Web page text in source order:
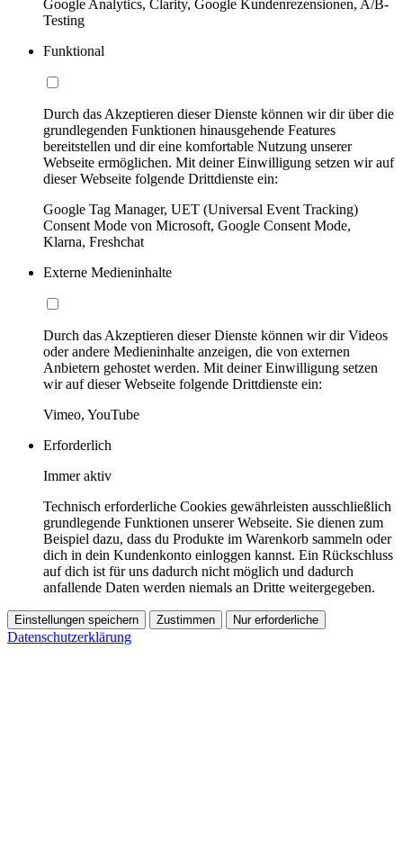
Google Analytics, Clarity, Google Kundenrezensionen, A/B-
Testing
Funktional
Durch das Akzeptieren dieser Dienste können wir dir über die
grundlegenden Funktionen hinausgehende Features
bereitstellen und dir eine komfortable Nutzung unserer
Webseite ermöglichen. Mit deiner Einwilligung setzen wir auf
dieser Webseite folgende Drittdienste ein:
Google Tag Manager, UET (Universal Event Tracking)
Consent Mode von Microsoft, Google Consent Mode,
Klarna, Freshchat
Externe Medieninhalte
Durch das Akzeptieren dieser Dienste können wir dir Videos
oder andere Medieninhalte anzeigen, die von externen
Anbietern gehostet werden. Mit deiner Einwilligung setzen
wir auf dieser Webseite folgende Drittdienste ein:
Vimeo, YouTube
Erforderlich
Immer aktiv
Technisch erforderliche Cookies gewährleisten ausschließlich
grundlegende Funktionen unserer Webseite. Sie dienen zum
Beispiel dazu, dass du Produkte im Warenkorb sammeln oder
dich in dein Kundenkonto einloggen kannst. Ein Rückschluss
auf dich ist für uns dadurch nicht möglich und dadurch
anfallende Daten werden niemals an Dritte weitergegeben.
Einstellungen speichern Zustimmen Nur erforderliche
Datenschutzerklärung